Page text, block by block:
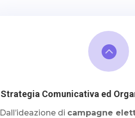

Strategia Comunicativa ed
Dall’ideazione di campagne